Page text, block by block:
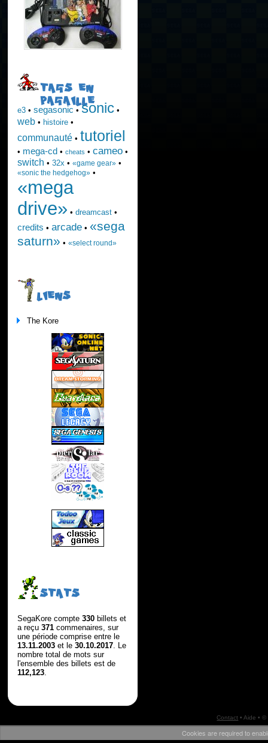
TAGS EN
PAGAILLE
e3• segasonic • sonic•
web• histoire•
communauté• tutoriel
• mega-cd • cheats • cameo•
switch • 32x • «game gear»•
«sonic the hedgehog»•
«mega
drive» • dreamcast•
credits • arcade• «sega
saturn» • «select round»
LIENS
The Kore
STATS
SegaKore compte 330billets et
a reçu 371commenaires, sur
une période comprise entre le
13.11.2003et le 30.10.2017. Le
nombre total de mots sur
l'ensemble des billets est de
112,123.
Contact •Aide • ©
Cookies are required to